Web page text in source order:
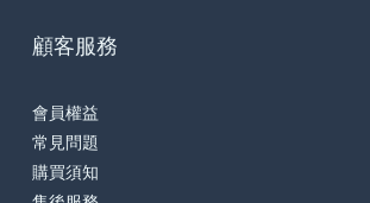
顧客服務
會員權益
常見問題
購買須知